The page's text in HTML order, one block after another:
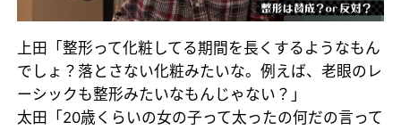
上田「整形って化粧してる期間を長くするようなもん
でしょ？落とさない化粧みたいな。例えば、老眼のレ
ーシックも整形みたいなもんじゃない？」
太田「20歳くらいの女の子って太ったの何だの言って